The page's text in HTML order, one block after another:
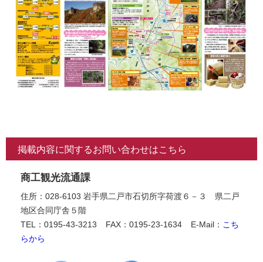
掲載内容に関するお問い合わせはこちら
商工観光流通課
住所：028-6103 岩手県二戸市石切所字荷渡６－３ 県二戸
地区合同庁舎５階
TEL：0195-43-3213
FAX：0195-23-1634 E-Mail： こち
らから